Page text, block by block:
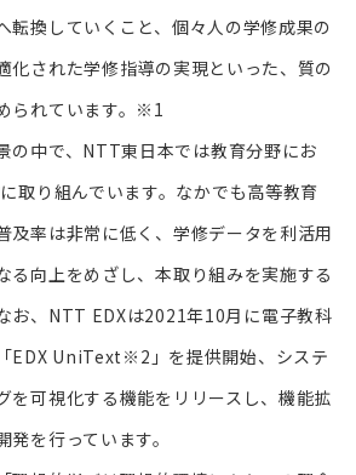
転換していくこと、個々人の学修成果の
化された学修指導の実現といった、質の
られています。※1
の中で、NTT東日本では教育分野にお
取り組んでいます。なかでも高等教育
及率は非常に低く、学修データを利活用
る向上をめざし、本取り組みを実施する
お、NTT EDXは2021年10月に電子教科
EDX UniText※2」を提供開始、システ
を可視化する機能をリリースし、機能拡
を行っています。